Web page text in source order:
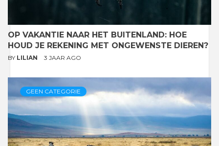
OP VAKANTIE NAAR HET BUITENLAND: HOE
HOUD JE REKENING MET ONGEWENSTE DIEREN?
BY LILIAN 3 JAAR AGO
GEEN CATEGORIE